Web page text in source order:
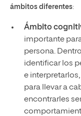
ámbitos diferentes:
Ámbito
importante
persona.
identificar los
e
para llevar a
encontrarles